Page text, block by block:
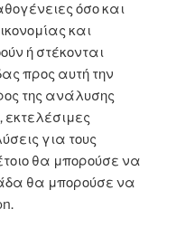
όσο και
και
ή στέκονται
προς αυτή την
της ανάλυσης
για τους
θα μπορούσε να
θα μπορούσε να